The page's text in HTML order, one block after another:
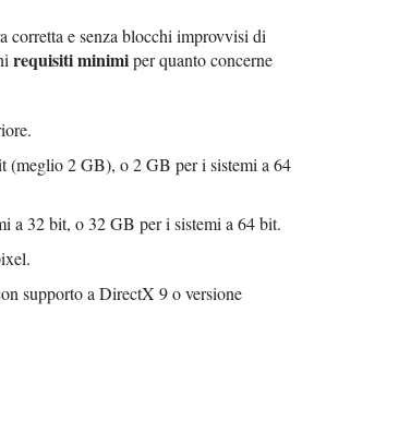
corretta e senza blocchi improvvisi di
requisiti minimiper quanto concerne
(meglio 2 GB), o 2 GB per i sistemi a 64
a 32 bit, o 32 GB per i sistemi a 64 bit.
supporto a DirectX 9 o versione